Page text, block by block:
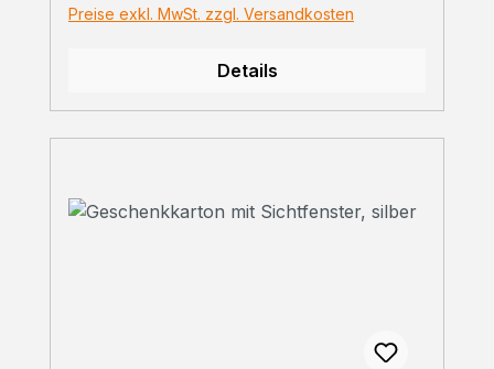
Preise exkl. MwSt. zzgl. Versandkosten
Details